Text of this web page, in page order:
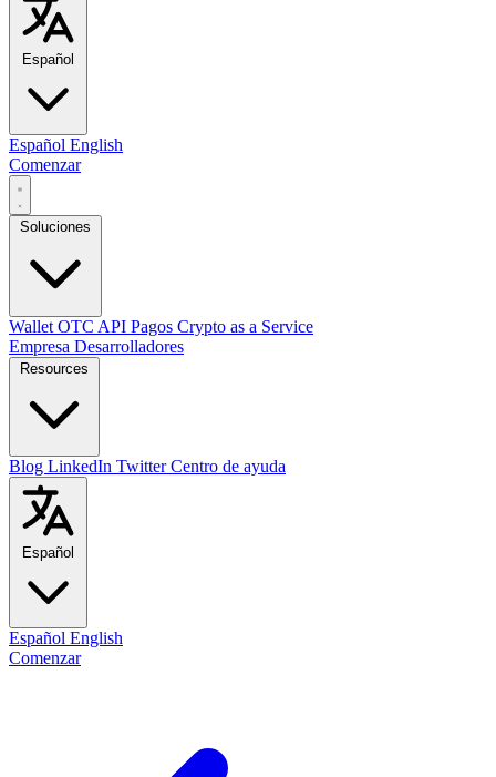
Español
Español English
Comenzar
Wallet OTC API Pagos Crypto as a Service
Empresa Desarrolladores
Blog LinkedIn TwitterCentro de ayuda
Español
Español English
Comenzar